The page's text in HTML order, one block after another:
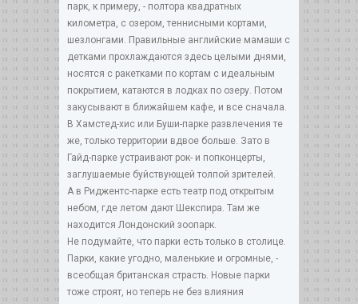
парк, к примеру, - полтора квадратных
километра, с озером, теннисными кортами,
шезлонгами. Правильные английские мамаши с
детками прохлаждаются здесь целыми днями,
носятся с ракетками по кортам с идеальным
покрытием, катаются в лодках по озеру. Потом
закусывают в ближайшем кафе, и все сначала.
В Хамстед-хис или Буши-парке развлечения те
же, только территории вдвое больше. Зато в
Гайд-парке устраивают рок- и попконцерты,
заглушаемые буйствующей толпой зрителей.
А в Риджентс-парке есть театр под открытым
небом, где летом дают Шекспира. Там же
находится Лондонский зоопарк.
Не подумайте, что парки есть только в столице.
Парки, какие угодно, маленькие и огромные, -
всеобщая британская страсть. Новые парки
тоже строят, но теперь не без влияния